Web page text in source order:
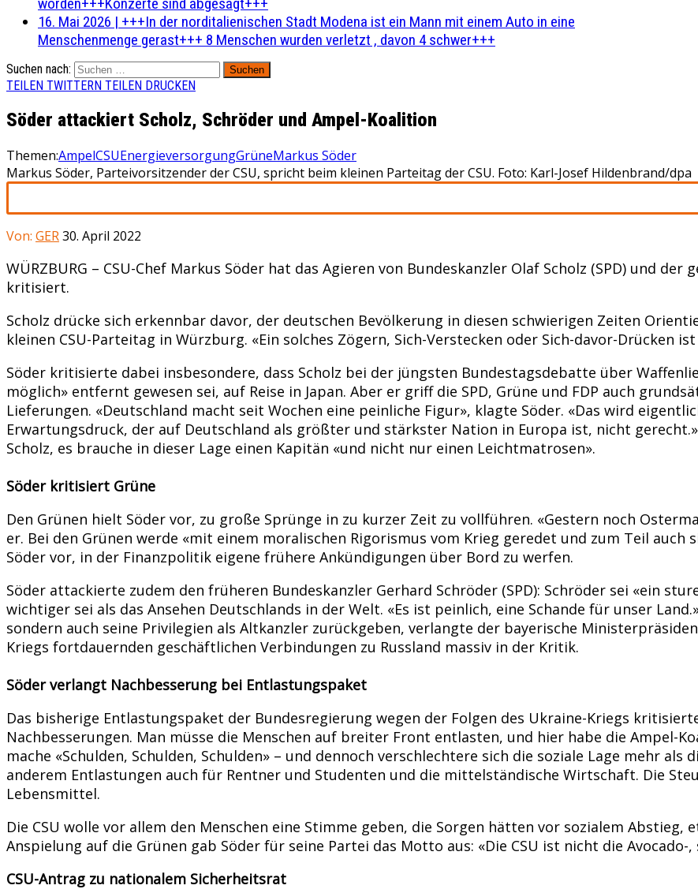
16. Mai 2026 | +++In der norditalienischen Stadt Modena ist ein Mann mit einem Auto in eine
Menschenmenge gerast+++ 8 Menschen wurden verletzt , davon 4 schwer+++
Suchen nach:
TEILEN TWITTERN TEILEN DRUCKEN
Söder attackiert Scholz, Schröder und Ampel-Koalition
Themen:AmpelCSUEnergieversorgungGrüneMarkus Söder
Markus Söder, Parteivorsitzender der CSU, spricht beim kleinen Parteitag der CSU. Foto: Karl-Josef Hildenbrand/dpa
Von: GER30. April 2022
WÜRZBURG – CSU-Chef Markus Söder hat das Agieren von Bundeskanzler Olaf Scholz (SPD) und
kritisiert.
Scholz drücke sich erkennbar davor, der deutschen Bevölkerung in diesen schwierigen Zeiten
kleinen CSU-Parteitag in Würzburg. «Ein solches Zögern, Sich-Verstecken oder Sich-davor-Drücken
Söder kritisierte dabei insbesondere, dass Scholz bei der jüngsten Bundestagsdebatte über
möglich» entfernt gewesen sei, auf Reise in Japan. Aber er griff die SPD, Grüne und FDP auch
Lieferungen. «Deutschland macht seit Wochen eine peinliche Figur», klagte Söder. «Das wird
Erwartungsdruck, der auf Deutschland als größter und stärkster Nation in Europa ist, nicht
Scholz, es brauche in dieser Lage einen Kapitän «und nicht nur einen Leichtmatrosen».
Söder kritisiert Grüne
Den Grünen hielt Söder vor, zu große Sprünge in zu kurzer Zeit zu vollführen. «Gestern noch
er. Bei den Grünen werde «mit einem moralischen Rigorismus vom Krieg geredet und zum Teil auch
Söder vor, in der Finanzpolitik eigene frühere Ankündigungen über Bord zu werfen.
Söder attackierte zudem den früheren Bundeskanzler Gerhard Schröder (SPD): Schröder sei «ein
wichtiger sei als das Ansehen Deutschlands in der Welt. «Es ist peinlich, eine Schande für unser
sondern auch seine Privilegien als Altkanzler zurückgeben, verlangte der bayerische
Kriegs fortdauernden geschäftlichen Verbindungen zu Russland massiv in der Kritik.
Söder verlangt Nachbesserung bei Entlastungspaket
Das bisherige Entlastungspaket der Bundesregierung wegen der Folgen des Ukraine-Kriegs
Nachbesserungen. Man müsse die Menschen auf breiter Front entlasten, und hier habe die Ampel-
mache «Schulden, Schulden, Schulden» – und dennoch verschlechtere sich die soziale Lage mehr
anderem Entlastungen auch für Rentner und Studenten und die mittelständische Wirtschaft. Die
Lebensmittel.
Die CSU wolle vor allem den Menschen eine Stimme geben, die Sorgen hätten vor sozialem Abstieg,
Anspielung auf die Grünen gab Söder für seine Partei das Motto aus: «Die CSU ist nicht die Avocado-
CSU-Antrag zu nationalem Sicherheitsrat